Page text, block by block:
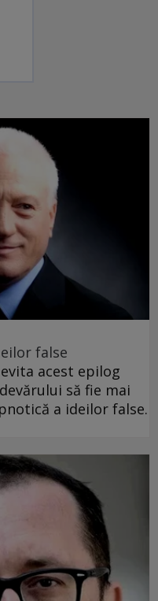
false
acest epilog
să fie mai
a ideilor false.